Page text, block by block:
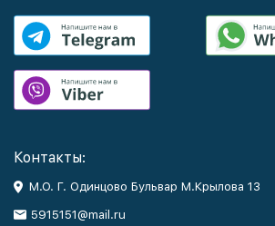
Контакты:
М.О. Г. Одинцово Бульвар М.Крылова 13
5915151@mail.ru